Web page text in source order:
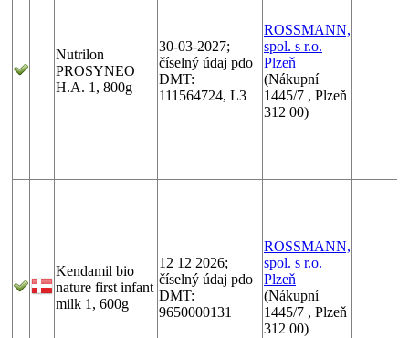
Nutrilon
PROSYNEO
H.A. 1, 800g
30-03-2027;
číselný údaj pdo
DMT:
111564724, L3
ROSSMANN,
spol. s r.o.
Plzeň
(Nákupní
1445/7 , Plzeň
312 00)
Kendamil bio
nature first infant
milk 1, 600g
12 12 2026;
číselný údaj pdo
DMT:
9650000131
ROSSMANN,
spol. s r.o.
Plzeň
(Nákupní
1445/7 , Plzeň
312 00)